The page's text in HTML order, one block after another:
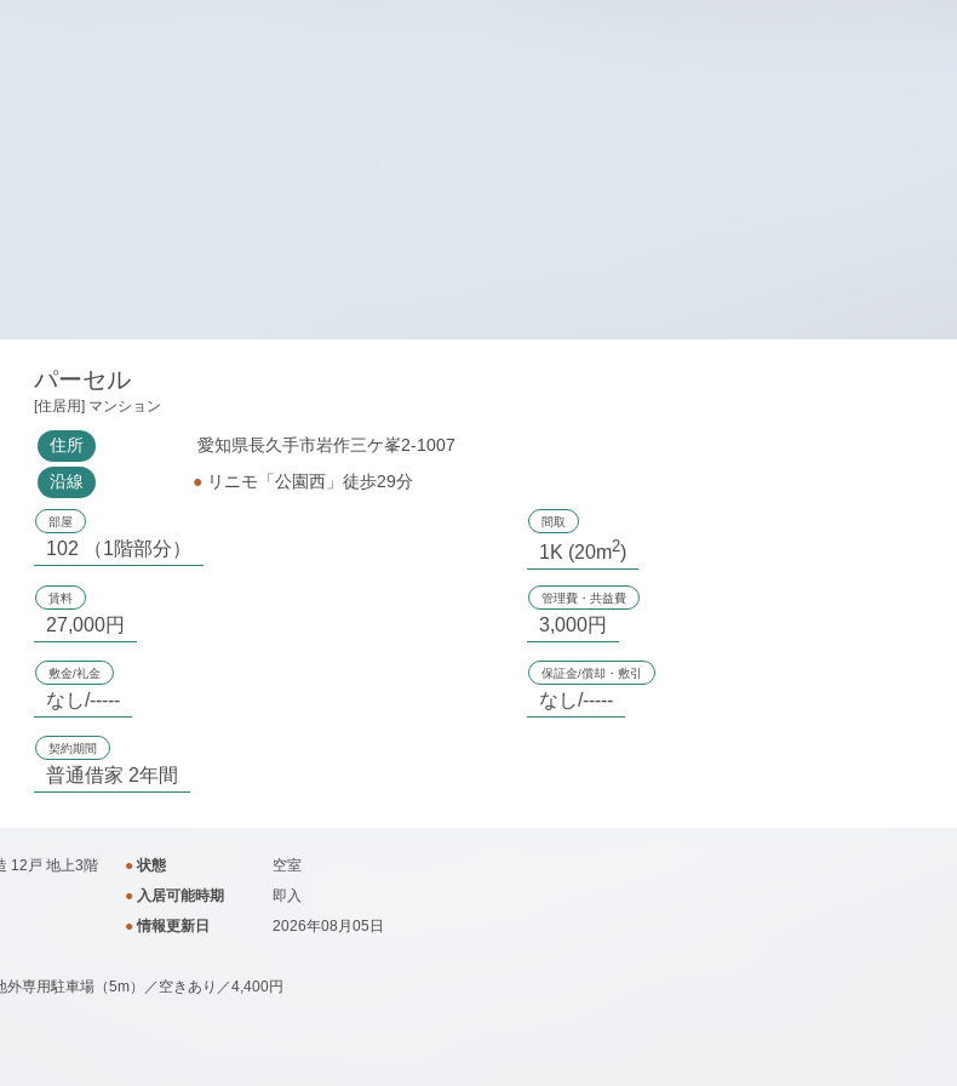
パーセル
[住居用] マンション
住所
愛知県長久手市岩作三ケ峯2-1007
沿線
● リニモ「公園西」徒歩29分
部屋 間取
102 （1階部分） 1K (20m2)
賃料 管理費・共益費
27,000円 3,000円
敷金/礼金 保証金/償却・敷引
なし/----- なし/-----
契約期間
普通借家 2年間
12戸 地上3階 ●状態
空室
● 入居可能時期
即入
●情報更新日
2026年08月05日
外専用駐車場（5m）／空きあり／4,400円